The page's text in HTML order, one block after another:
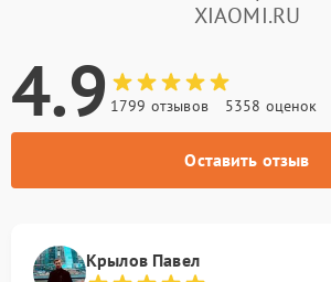
XIAOMI.RU
4.9 1799 отзывов 5358 оценок
Оставить отзыв
Крылов Павел